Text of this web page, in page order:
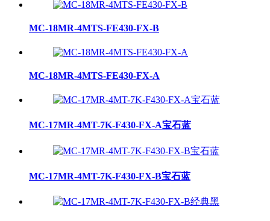
MC-18MR-4MTS-FE430-FX-B
MC-18MR-4MTS-FE430-FX-A
MC-17MR-4MT-7K-F430-FX-A宝石蓝
MC-17MR-4MT-7K-F430-FX-B宝石蓝